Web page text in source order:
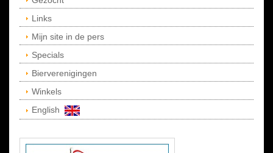
Links
Mijn site in de pers
Specials
Bierverenigingen
Winkels
English